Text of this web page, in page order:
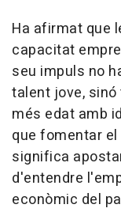
Ha afirmat que
capacitat
seu impuls no
talent jove,
més edat amb
que fomentar
significa
d'entendre
econòmic del